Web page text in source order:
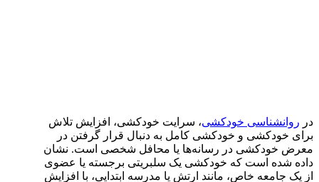
در روانشناسی خودکشی، سرایت خودکشی، افزایش تلاش
برای خودکشی و خودکشی کامل به دنبال قرار گرفتن در
معرض خودکشی در رسانه‌ها یا محافل شخصی است. نشان
داده شده است که خودکشی یک سلبریتی برجسته یا عضوی
از یک جامعه خاص، مانند ارتش یا مدرسه ابتدایی، با افزایش